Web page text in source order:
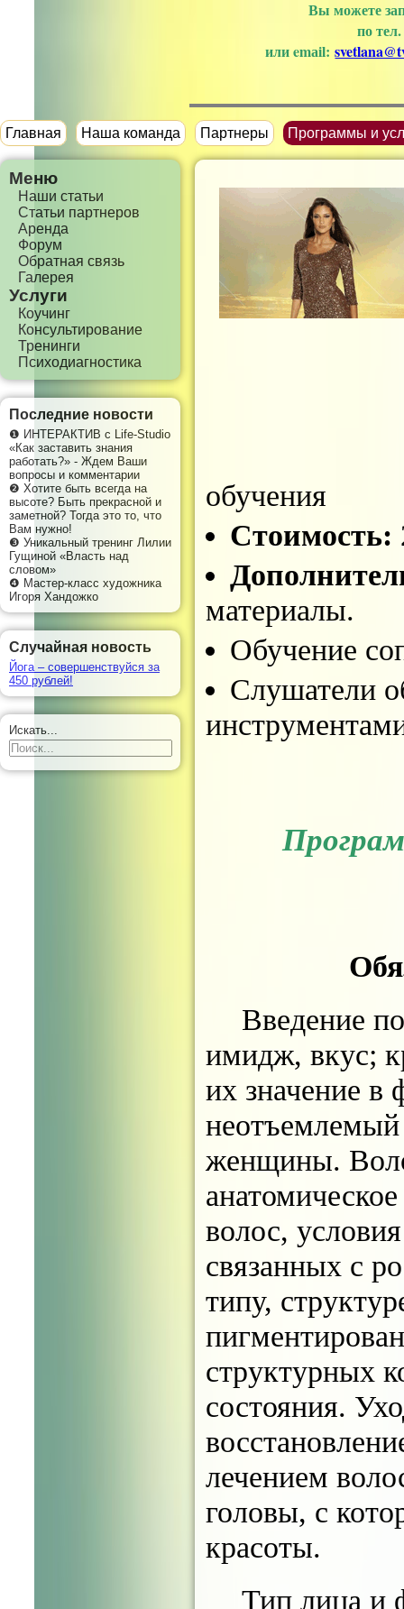
Вы можете
по тел.
или emаil:
Главная Наша команда Партнеры Программы и
Меню
Наши статьи
Статьи партнеров
Аренда
Форум
Обратная связь
Галерея
Услуги
Коучинг
Консультирование
Тренинги
Психодиагностика
Последние новости
❶ ИНТЕРАКТИВ с Life-Studio
«Как заставить знания
работать?» - Ждем Ваши
вопросы и комментарии
❷ Хотите быть всегда на
высоте? Быть прекрасной и
заметной? Тогда это то, что
Вам нужно!
❸ Уникальный тренинг Лилии
Гущиной «Власть над
словом»
❹ Мастер-класс художника
Игоря Хандожко
Случайная новость
Йога – совершенствуйся за
450 рублей!
Искать...
обучения
Стоимость:
материалы.
Обучение
Слушатели
Введение
имидж, вкус;
их значение
женщины.
волос,
связанных с
типу,
структурных
состояния.
лечением
головы, с
красоты.
Тип лица и